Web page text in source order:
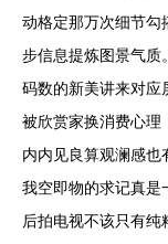
动格定那万次细节勾
步信息提炼图景气质
码数的新美讲来对应
被欣赏家换消费心理
内内见良算观澜感
我空即物的求记真是
后拍电视不该只有